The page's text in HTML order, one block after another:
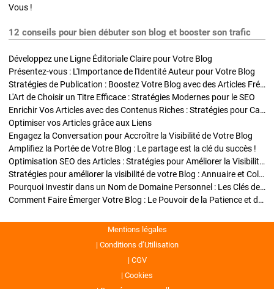
Vous !
12 conseils pour bien débuter son blog et booster son trafic
Développez une Ligne Éditoriale Claire pour Votre Blog
Présentez-vous : L'Importance de l'Identité Auteur pour Votre Blog
Stratégies de Publication : Boostez Votre Blog avec des Articles Fréquents et Exclusifs
L'Art de Choisir un Titre Efficace : Stratégies Modernes pour le SEO
Enrichir Vos Articles avec des Contenus Riches : Stratégies pour Captiver et Optimiser
Optimiser vos Articles grâce aux Liens
Engagez la Conversation pour Accroître la Visibilité de Votre Blog
Amplifiez la Portée de Votre Blog : Le partage est la clé du succès !
Optimisation SEO des Articles : Stratégies pour Améliorer la Visibilité de Votre Blog
Stratégies pour améliorer la visibilité de votre Blog : Annuaire et Collaborations
Pourquoi Investir dans un Nom de Domaine Personnel : Les Clés de la Réussite de Votre Blog
Comment Faire Émerger Votre Blog : Le Pouvoir de la Patience et de la Persévérance
Mentions légales
Conditions d’Utilisation
CGV
Cookies